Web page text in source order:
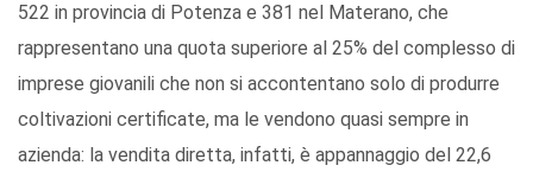
522 in provincia di Potenza e 381 nel Materano, che
rappresentano una quota superiore al 25% del complesso di
imprese giovanili che non si accontentano solo di produrre
coltivazioni certificate, ma le vendono quasi sempre in
azienda: la vendita diretta, infatti, è appannaggio del 22,6